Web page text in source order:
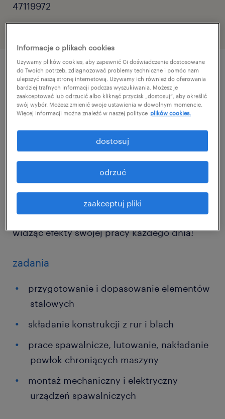
47119972
szczegóły oferty
Szukasz pracy, w której Twoje doświadczenie
tu Twoje umiejętności ślusarskie i
spawalnicze będą w pełni wykorzystane!
Pracuj i twórz solidne konstrukcje stalowe,
widząc efekty swojej pracy każdego dnia!
zadania
przygotowanie i dopasowanie elementów
stalowych
składanie konstrukcji z rur i blach
prace spawalnicze, lutowanie, nakładanie
powłok chroniących maszyny
montaż mechaniczny i elektryczny
urządzeń spawalniczych
Informacje o plikach cookies
Używamy plików cookies, aby zapewnić Ci doświadczenie dostosowane
do Twoich potrzeb, zdiagnozować problemy techniczne i pomóc nam
ulepszyć naszą stronę internetową. Używamy ich również do oferowania
bardziej trafnych informacji podczas wyszukiwania. Możesz je
zaakceptować lub odrzucić albo kliknąć przycisk „dostosuj”, aby określić
swój wybór. Możesz zmienić swoje ustawienia w dowolnym momencie.
Więcej informacji można znaleźć w naszej polityce plików cookies.
zaakceptuj pliki
odrzuć
dostosuj